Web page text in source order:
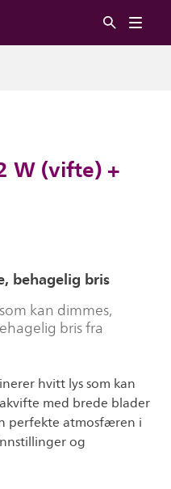
W (vifte) +
behagelig bris
kan dimmes,
bris fra
hvitt lys som kan
med brede blader
perfekte atmosfæren i
og